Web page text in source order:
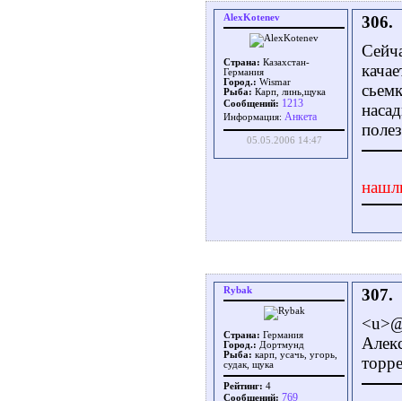
AlexKotenev
Страна: Казахстан-
Германия
Город.: Wismar
Рыба: Карп, линь,щука
Сообщений: 1213
Информация: Aнкета
05.05.2006 14:47
306.
Rybak
Страна: Германия
Город.: Дортмунд
Рыба: карп, усачь, угорь,
судак, щука
Рейтинг: 4
Сообщений: 769
307.